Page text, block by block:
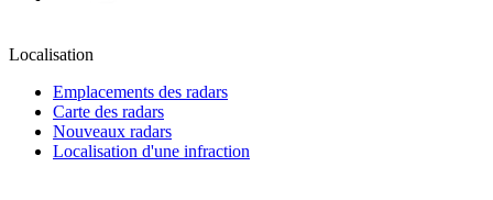
Localisation
Emplacements des radars
Carte des radars
Nouveaux radars
Localisation d'une infraction